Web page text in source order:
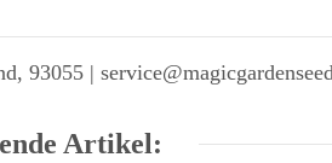
93055 |
Artikel: